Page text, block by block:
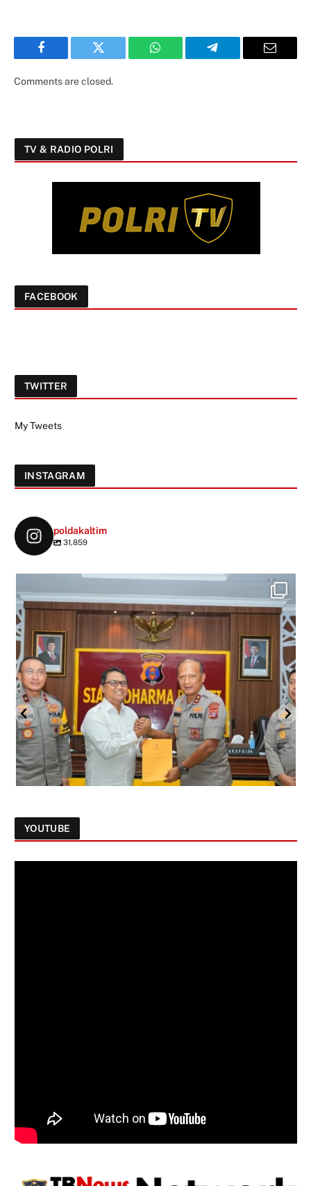
Facebook Twitter WhatsApp Telegram Email
Comments are closed.
TV & RADIO POLRI
FACEBOOK
TWITTER
My Tweets
INSTAGRAM
poldakaltim
31,859
YOUTUBE